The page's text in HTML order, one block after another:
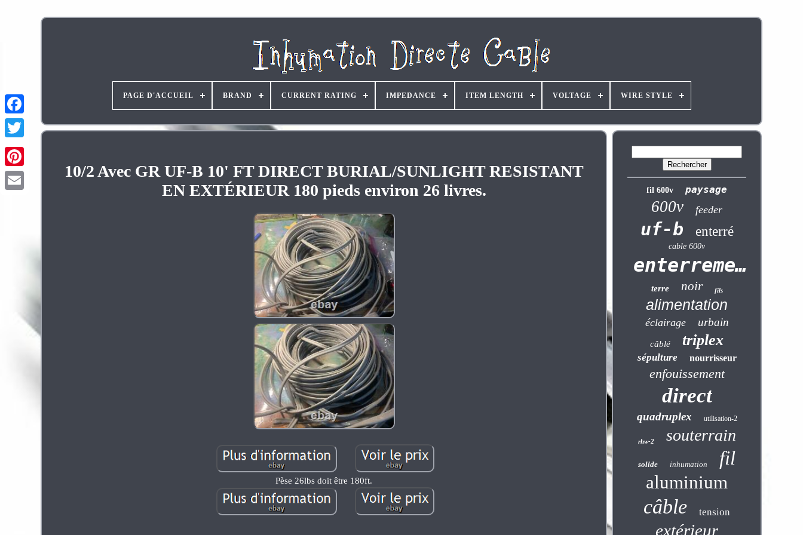
Pinterest
PAGE D'ACCUEIL BRAND CURRENT RATING IMPEDANCE ITEM LENGTH VOLTAGE WIRE STYLE
10/2 Avec GR UF-B 10' FT DIRECT BURIAL/SUNLIGHT RESISTANT
EN EXTÉRIEUR 180 pieds environ 26 livres.
Pèse 26lbs doit être 180ft.
fil 600v paysage
600v feeder
uf-b enterré
cable 600v
enterrement
terre noir fils
alimentation
éclairage urbain
câblé triplex
sépulture nourrisseur
enfouissement
direct
quadruplex utilisation-2
rhw-2 souterrain
solide inhumation fil
aluminium
câble tension
extérieur